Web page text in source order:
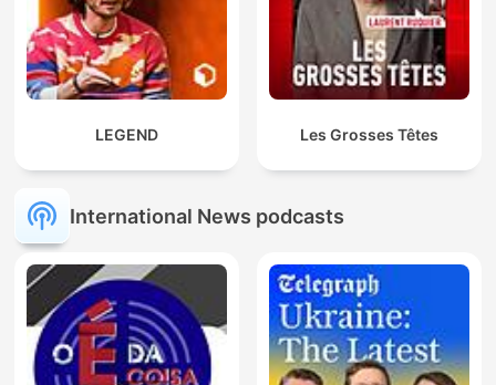
LEGEND Les Grosses Têtes
International News podcasts